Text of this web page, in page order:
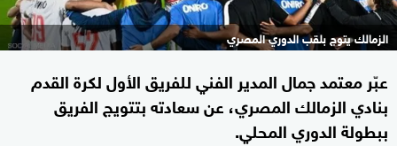
الزمالك يتوج بلقب الدوري المصري
عبّر معتمد جمال المدير الفني للفريق الأول لكرة القدم
بنادي الزمالك المصري، عن سعادته بتتويج الفريق
ببطولة الدوري المحلي.